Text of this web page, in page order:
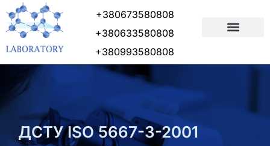
+380673580808
+380633580808
+380993580808
ДСТУ ISO 5667-3-2001